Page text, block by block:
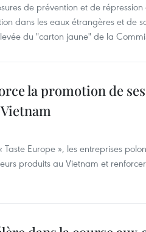
de prévention et de
dans les eaux étrangères et de
du "carton jaune" de la
la promotion de
Europe », les entreprises
produits au Vietnam et